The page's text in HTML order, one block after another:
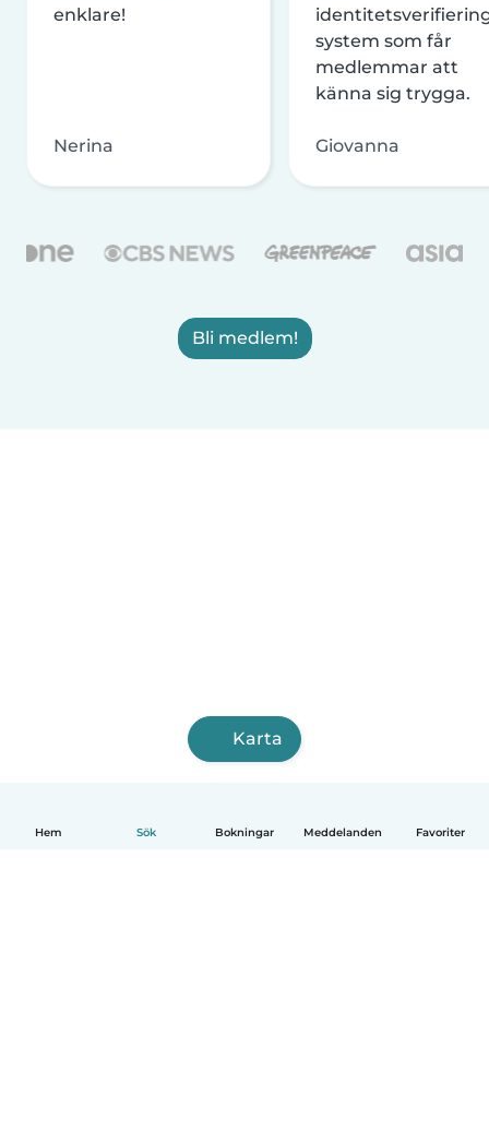
Hem Sök Bokningar Meddelanden Favoriter
enklare!
Nerina
system som får
medlemmar att
känna sig trygga.
Giovanna
Bli medlem!
Karta